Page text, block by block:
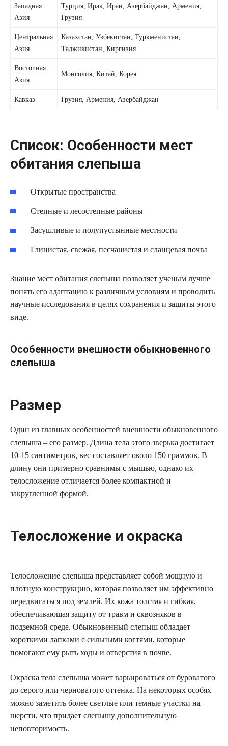
Западная
Азия
Турция, Ирак, Иран, Азербайджан, Армения,
Грузия
Центральная
Азия
Казахстан, Узбекистан, Туркменистан,
Таджикистан, Киргизия
Восточная
Азия
Монголия, Китай, Корея
Кавказ Грузия, Армения, Азербайджан
Список: Особенности мест
обитания слепыша
Открытые пространства
Степные и лесостепные районы
Засушливые и полупустынные местности
Глинистая, свежая, песчанистая и сланцевая почва
Знание мест обитания слепыша позволяет ученым лучше
понять его адаптацию к различным условиям и проводить
научные исследования в целях сохранения и защиты этого
виде.
Особенности внешности обыкновенного
слепыша
Размер
Один из главных особенностей внешности обыкновенного
слепыша – его размер. Длина тела этого зверька достигает
10-15 сантиметров, вес составляет около 150 граммов. В
длину они примерно сравнимы с мышью, однако их
телосложение отличается более компактной и
закругленной формой.
Телосложение и окраска
Телосложение слепыша представляет собой мощную и
плотную конструкцию, которая позволяет им эффективно
передвигаться под землей. Их кожа толстая и гибкая,
обеспечивающая защиту от травм и сквозняков в
подземной среде. Обыкновенный слепыш обладает
короткими лапками с сильными когтями, которые
помогают ему рыть ходы и отверстия в почве.
Окраска тела слепыша может варьироваться от буроватого
до серого или черноватого оттенка. На некоторых особях
можно заметить более светлые или темные участки на
шерсти, что придает слепышу дополнительную
неповторимость.